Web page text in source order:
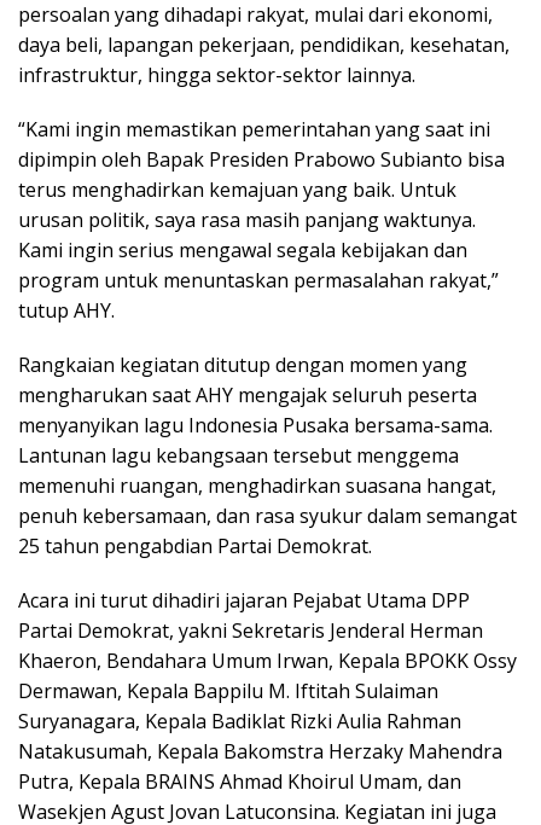
persoalan yang dihadapi rakyat, mulai dari ekonomi,
daya beli, lapangan pekerjaan, pendidikan, kesehatan,
infrastruktur, hingga sektor-sektor lainnya.
“Kami ingin memastikan pemerintahan yang saat ini
dipimpin oleh Bapak Presiden Prabowo Subianto bisa
terus menghadirkan kemajuan yang baik. Untuk
urusan politik, saya rasa masih panjang waktunya.
Kami ingin serius mengawal segala kebijakan dan
program untuk menuntaskan permasalahan rakyat,”
tutup AHY.
Rangkaian kegiatan ditutup dengan momen yang
mengharukan saat AHY mengajak seluruh peserta
menyanyikan lagu Indonesia Pusaka bersama-sama.
Lantunan lagu kebangsaan tersebut menggema
memenuhi ruangan, menghadirkan suasana hangat,
penuh kebersamaan, dan rasa syukur dalam semangat
25 tahun pengabdian Partai Demokrat.
Acara ini turut dihadiri jajaran Pejabat Utama DPP
Partai Demokrat, yakni Sekretaris Jenderal Herman
Khaeron, Bendahara Umum Irwan, Kepala BPOKK Ossy
Dermawan, Kepala Bappilu M. Iftitah Sulaiman
Suryanagara, Kepala Badiklat Rizki Aulia Rahman
Natakusumah, Kepala Bakomstra Herzaky Mahendra
Putra, Kepala BRAINS Ahmad Khoirul Umam, dan
Wasekjen Agust Jovan Latuconsina. Kegiatan ini juga